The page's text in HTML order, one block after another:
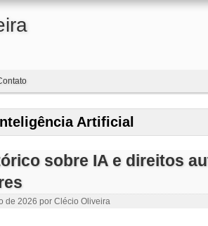
Artificial
sobre IA e direitos
de 2026 por Clécio Oliveira